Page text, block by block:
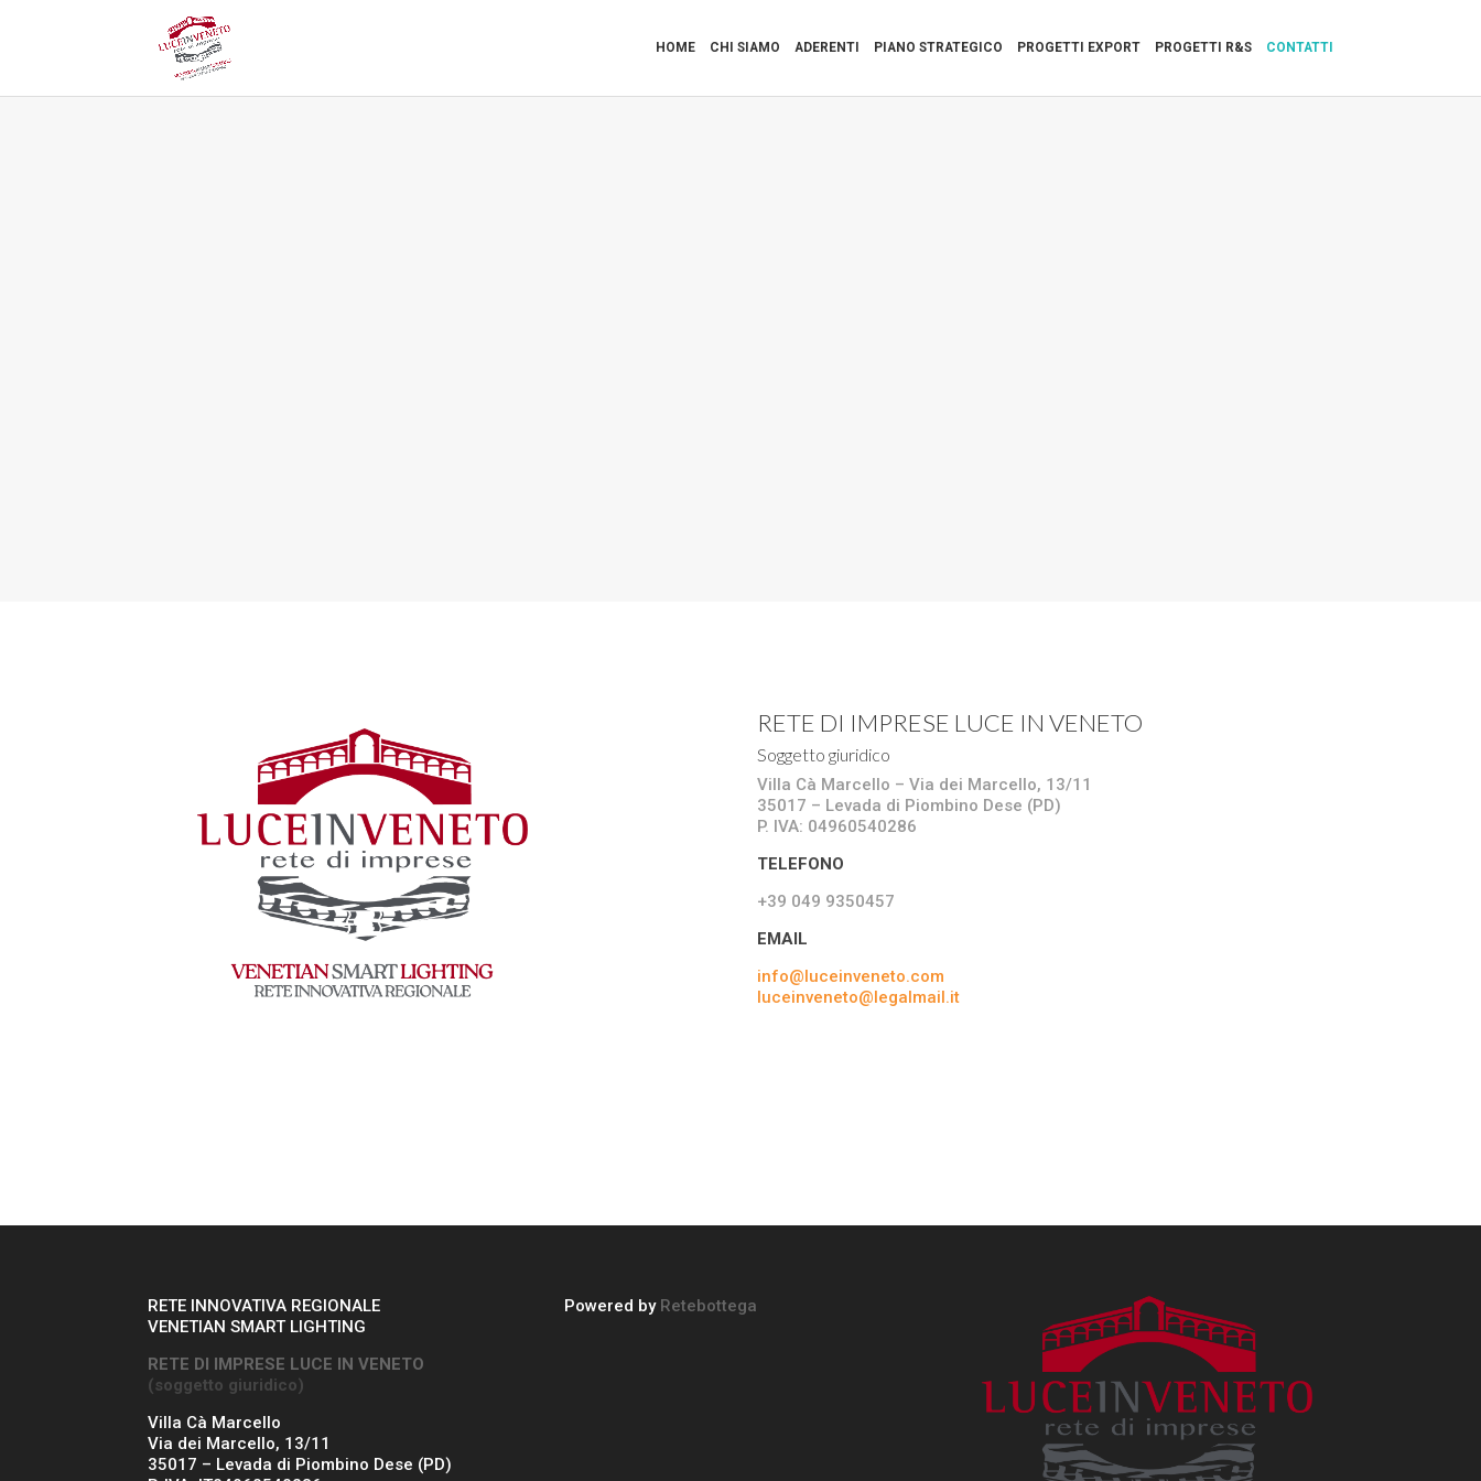
HOME CHI SIAMO ADERENTI PIANO STRATEGICO PROGETTI EXPORT PROGETTI R&S CONTATTI
RETE DI IMPRESE LUCE IN VENETO
Soggetto giuridico
Villa Cà Marcello – Via dei Marcello, 13/11
35017 – Levada di Piombino Dese (PD)
P. IVA: 04960540286
TELEFONO
+39 049 9350457
EMAIL
info@luceinveneto.com
luceinveneto@legalmail.it
RETE INNOVATIVA REGIONALE
VENETIAN SMART LIGHTING
RETE DI IMPRESE LUCE IN VENETO
(soggetto giuridico)
Villa Cà Marcello
Via dei Marcello, 13/11
35017 – Levada di Piombino Dese (PD)
Powered by Retebottega